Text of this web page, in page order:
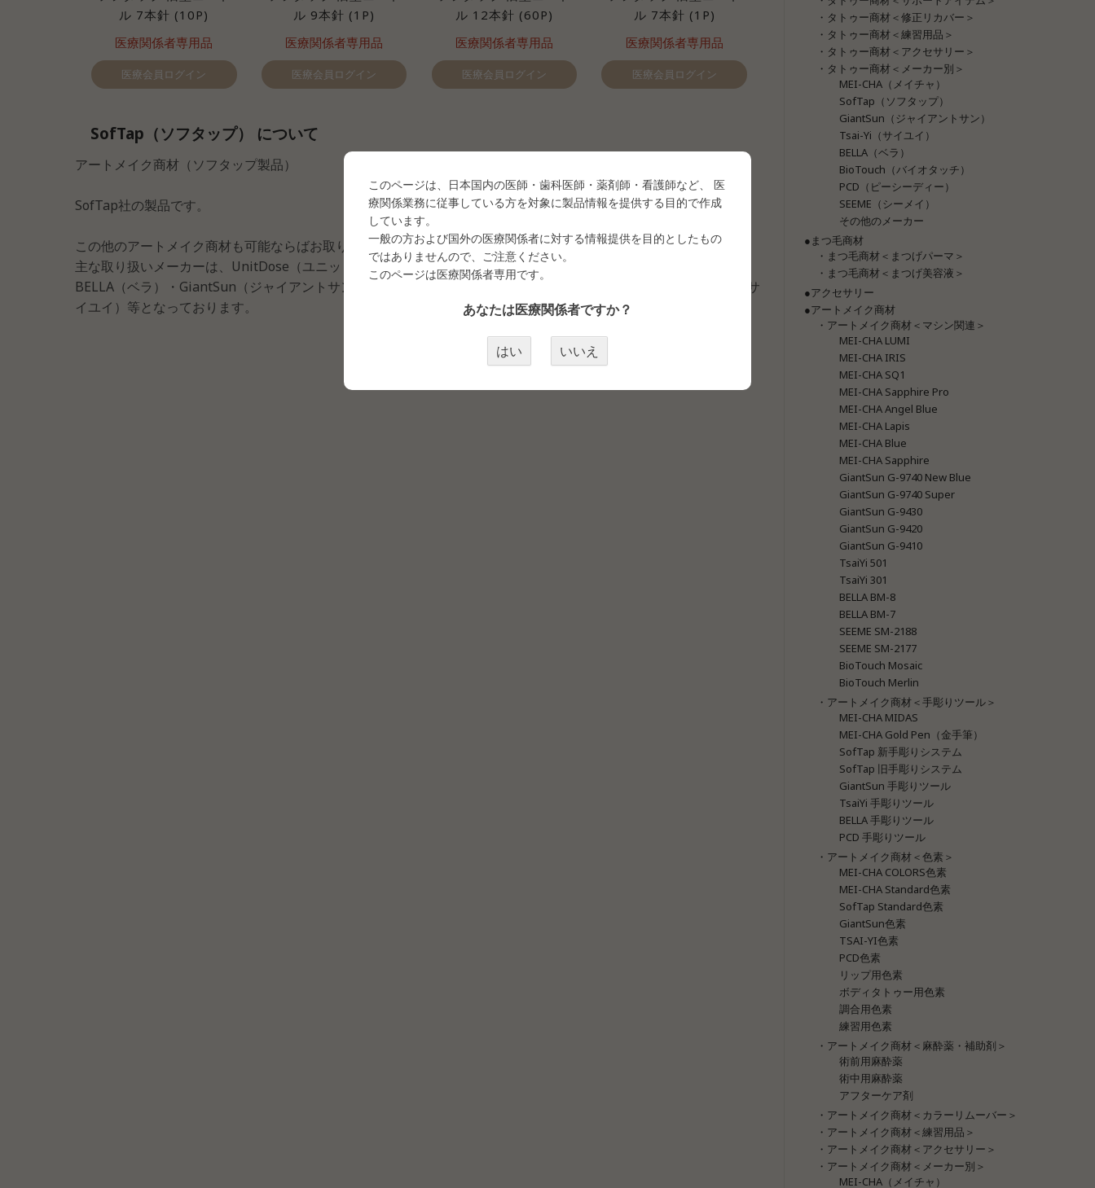
ル 7本針 (10P)
医療関係者専用品
医療会員ログイン
ル 9本針 (1P)
医療関係者専用品
医療会員ログイン
ル 12本針 (60P)
医療関係者専用品
医療会員ログイン
ル 7本針 (1P)
医療関係者専用品
医療会員ログイン
SofTap（ソフタップ） について
アートメイク商材（ソフタップ製品）
SofTap社の製品です。
この他のアートメイク商材も可能ならばお取り寄せを致します。ご希望の品がございましたらご連絡下さい。
主な取り扱いメーカーは、UnitDose（ユニットドーズ）・SofTap（ソフタップ）・MEI-CHA（メイチャ）・
BELLA（ベラ）・GiantSun（ジャイアントサン）・BioTouch（バイオタッチ）・SEEME（シーメイ）・TSAI-YI（サ
イユイ）等となっております。
・タトゥー商材＜修正リカバー＞
・タトゥー商材＜練習用品＞
・タトゥー商材＜アクセサリー＞
・タトゥー商材＜メーカー別＞
MEI-CHA（メイチャ）
SofTap（ソフタップ）
GiantSun（ジャイアントサン）
Tsai-Yi（サイユイ）
BELLA（ベラ）
BioTouch（バイオタッチ）
PCD（ピーシーディー）
SEEME（シーメイ）
その他のメーカー
●まつ毛商材
・まつ毛商材＜まつげパーマ＞
・まつ毛商材＜まつげ美容液＞
●アクセサリー
●アートメイク商材
・アートメイク商材＜マシン関連＞
MEI-CHA LUMI
MEI-CHA IRIS
MEI-CHA SQ1
MEI-CHA Sapphire Pro
MEI-CHA Angel Blue
MEI-CHA Lapis
MEI-CHA Blue
MEI-CHA Sapphire
GiantSun G-9740 New Blue
GiantSun G-9740 Super
GiantSun G-9430
GiantSun G-9420
GiantSun G-9410
TsaiYi 501
TsaiYi 301
BELLA BM-8
BELLA BM-7
SEEME SM-2188
SEEME SM-2177
BioTouch Mosaic
BioTouch Merlin
・アートメイク商材＜手彫りツール＞
MEI-CHA MIDAS
MEI-CHA Gold Pen（金手筆）
SofTap 新手彫りシステム
SofTap 旧手彫りシステム
GiantSun 手彫りツール
TsaiYi 手彫りツール
BELLA 手彫りツール
PCD 手彫りツール
・アートメイク商材＜色素＞
MEI-CHA COLORS色素
MEI-CHA Standard色素
SofTap Standard色素
GiantSun色素
TSAI-YI色素
PCD色素
リップ用色素
ボディタトゥー用色素
調合用色素
練習用色素
・アートメイク商材＜麻酔薬・補助剤＞
術前用麻酔薬
術中用麻酔薬
アフターケア剤
・アートメイク商材＜カラーリムーバー＞
・アートメイク商材＜練習用品＞
・アートメイク商材＜アクセサリー＞
・アートメイク商材＜メーカー別＞
MEI-CHA（メイチャ）
このページは、日本国内の医師・歯科医師・薬剤師・看護師など、 医
療関係業務に従事している方を対象に製品情報を提供する目的で作成
しています。
一般の方および国外の医療関係者に対する情報提供を目的としたもの
ではありませんので、ご注意ください。
このページは医療関係者専用です。
あなたは医療関係者ですか？
はい いいえ